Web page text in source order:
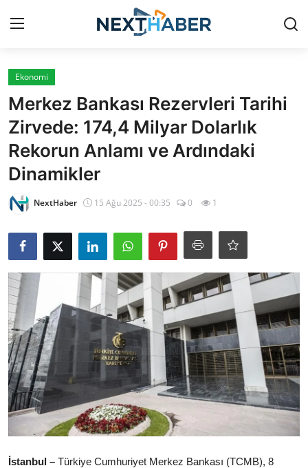
Giriş Yap
Gündem
Finans
Magazin
Siyaset
Spor
Dünya
Sağlık
Yerel
Video
Sinema
Ekonomi
Merkez Bankası Rezervleri Tarihi
Zirvede: 174,4 Milyar Dolarlık
Rekorun Anlamı ve Ardındaki
Dinamikler
NextHaber 15 Ağu 2025 - 00:35 0 1
İstanbul – Türkiye Cumhuriyet Merkez Bankası (TCMB), 8